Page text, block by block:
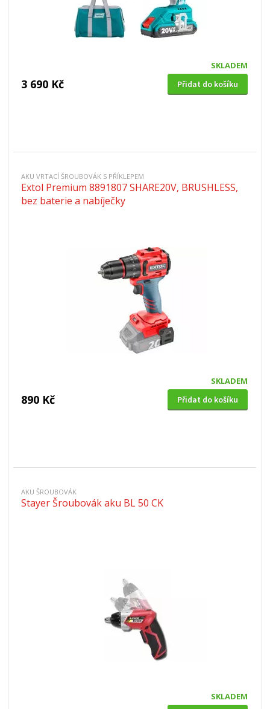
SKLADEM
3 690 Kč Přidat do košíku
AKU VRTACÍ ŠROUBOVÁK S PŘÍKLEPEM
Extol Premium 8891807 SHARE20V, BRUSHLESS,
bez baterie a nabíječky
SKLADEM
890 Kč Přidat do košíku
AKU ŠROUBOVÁK
Stayer Šroubovák aku BL 50 CK
SKLADEM